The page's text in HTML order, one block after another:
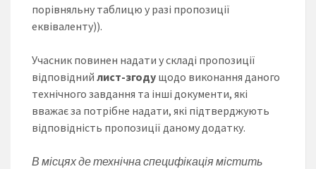
порівняльну таблицю у разі пропозиції
еквіваленту)).
Учасник повинен надати у складі пропозиції
відповідний лист-згоду щодо виконання даного
технічного завдання та інші документи, які
вважає за потрібне надати, які підтверджують
відповідність пропозиції даному додатку.
В місцях де технічна специфікація містить